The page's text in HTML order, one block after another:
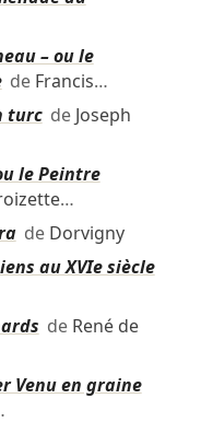
– ou le
de Francis…
turcde Joseph
le Peintre
…
de Dorvigny
au XVIe siècle
de René de
Venu en graine